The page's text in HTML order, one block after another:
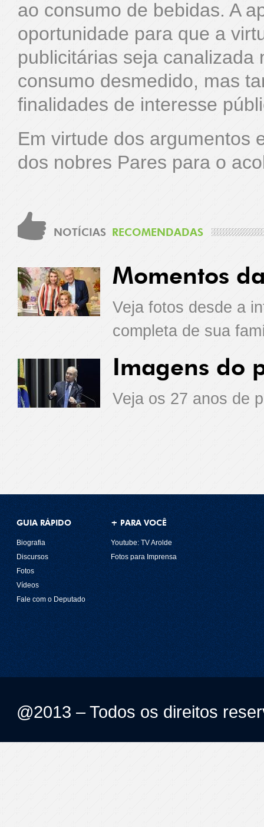
ao consumo de bebidas. A
oportunidade para que a
publicitárias seja
consumo desmedido, mas
finalidades de interesse
Em virtude dos argumentos
dos nobres Pares para o
NOTÍCIAS RECOMENDADAS
Momentos
Veja fotos desde a
completa de sua
Imagens do
Veja os 27 anos de
GUIA RÁPIDO
Biografia
Discursos
Fotos
Vídeos
Fale com o Deputado
+ PARA VOCÊ
Youtube: TV Arolde
Fotos para Imprensa
@2013 – Todos os direitos